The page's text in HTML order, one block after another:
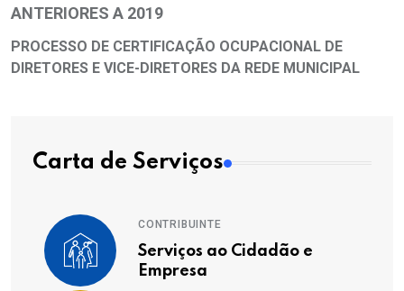
ANTERIORES A 2019
PROCESSO DE CERTIFICAÇÃO OCUPACIONAL DE
DIRETORES E VICE-DIRETORES DA REDE MUNICIPAL
Carta de Serviços
CONTRIBUINTE
Serviços ao Cidadão e
Empresa